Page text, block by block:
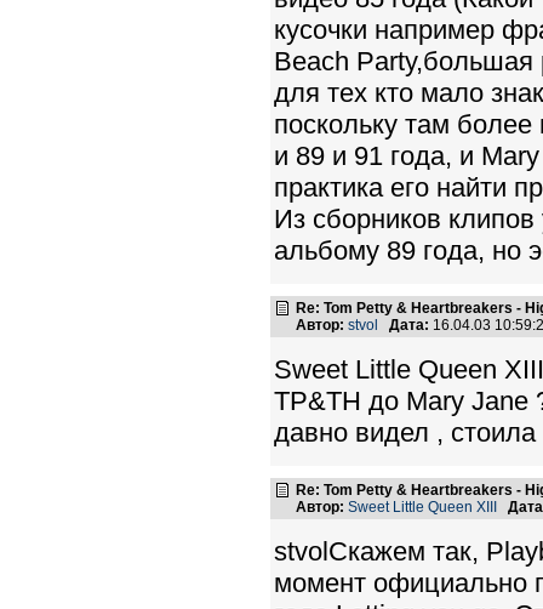
кусочки например
Beach Party,большая
для тех кто мало
поскольку там
и 89 и 91 года, и
практика его найти
Из сборников
альбому 89 года, но
Re: Tom Petty & Heartbreakers -
Автор: stvol Дата: 16.04.03
Sweet Little Queen
ТР&ТН до Mary Jane
давно видел ,
Re: Tom Petty & Heartbreakers -
Автор: Sweet Little Queen XIII
stvolСкажем так,
момент официально